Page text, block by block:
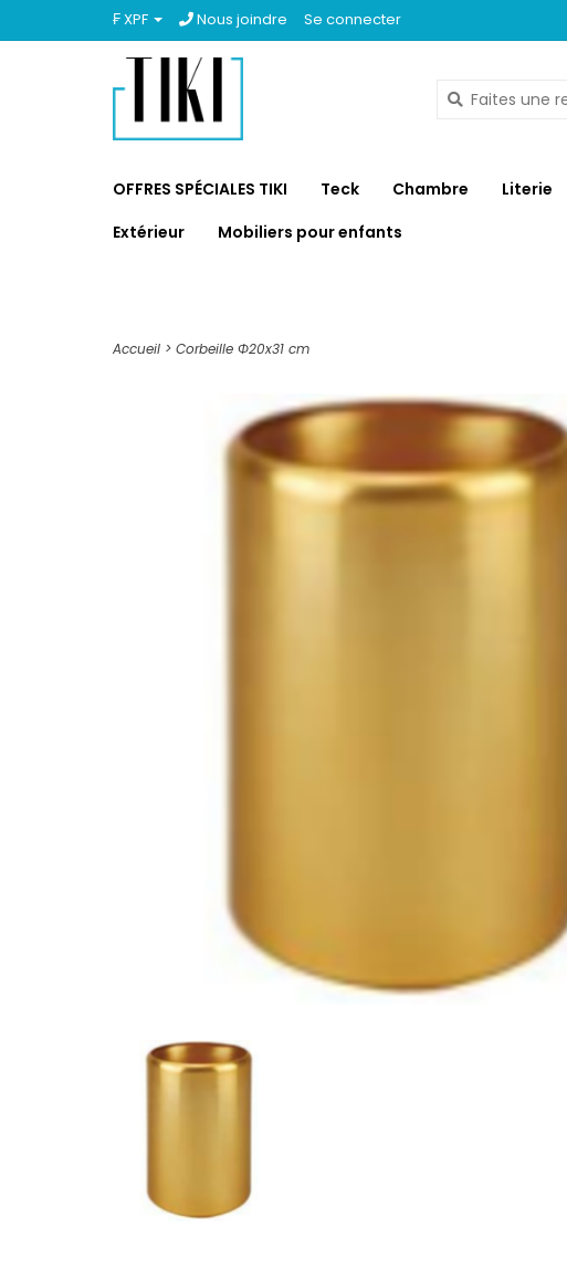
₣ XPF Nous joindre Se connecter
OFFRES SPÉCIALES TIKI Teck Chambre Literie
Extérieur
Mobiliers pour enfants
Accueil > Corbeille Φ20x31 cm